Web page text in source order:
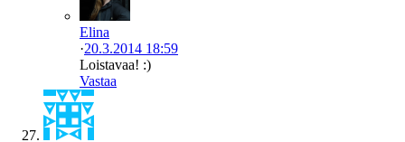
Elina
·20.3.2014 18:59
Loistavaa! :)
Vastaa